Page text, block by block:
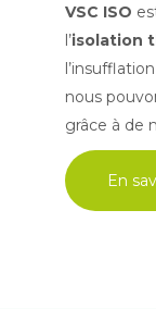
VSC ISO
l’isolation
nous
grâce à de
En